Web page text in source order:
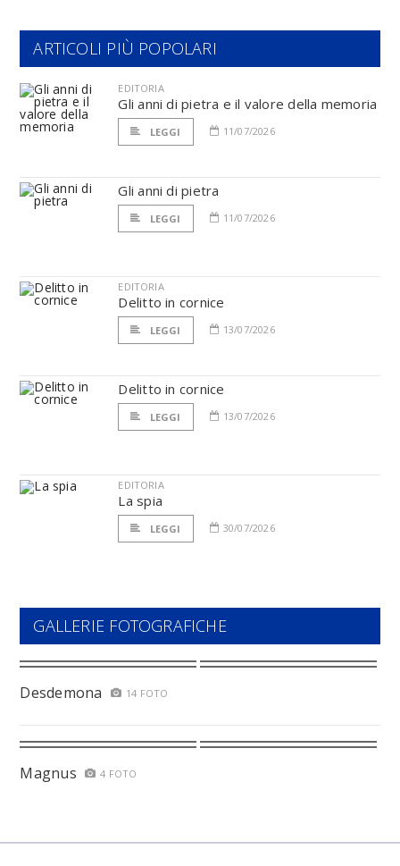
ARTICOLI PIÙ POPOLARI
EDITORIA
Gli anni di pietra e il valore della memoria
LEGGI 11/07/2026
Gli anni di pietra
LEGGI 11/07/2026
EDITORIA
Delitto in cornice
LEGGI 13/07/2026
Delitto in cornice
LEGGI 13/07/2026
EDITORIA
La spia
LEGGI 30/07/2026
GALLERIE FOTOGRAFICHE
Desdemona 14 FOTO
Magnus 4 FOTO